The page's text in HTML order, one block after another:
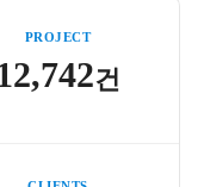
PROJECT
건